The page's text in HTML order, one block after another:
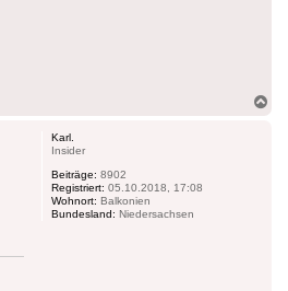
Karl.
Insider
Beiträge: 8902
Registriert: 05.10.2018, 17:08
Wohnort: Balkonien
Bundesland: Niedersachsen